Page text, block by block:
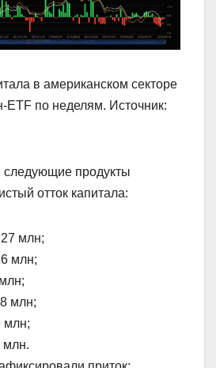
в американском секторе
ETF по неделям. Источник:
следующие продукты
отток капитала:
млн;
млн;
млн;
млн;
млн.